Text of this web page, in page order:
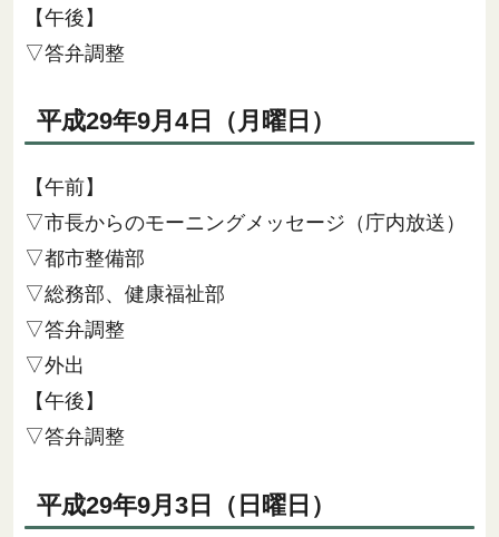
【午後】
▽答弁調整
平成29年9月4日（月曜日）
【午前】
▽市長からのモーニングメッセージ（庁内放送）
▽都市整備部
▽総務部、健康福祉部
▽答弁調整
▽外出
【午後】
▽答弁調整
平成29年9月3日（日曜日）